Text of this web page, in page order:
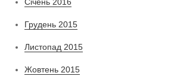
Грудень 2015
Листопад 2015
Жовтень 2015